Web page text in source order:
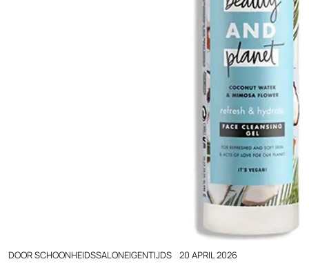
DOORSCHOONHEIDSSALONEIGENTIJDS 20 APRIL 2026